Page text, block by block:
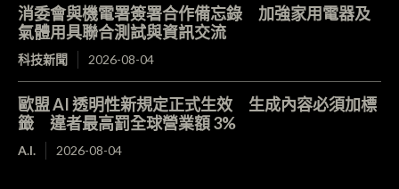
消委會與機電署簽署合作備忘錄 加強家用電器及
氣體用具聯合測試與資訊交流
科技新聞 2026-08-04
歐盟 AI 透明性新規定正式生效 生成內容必須加標
籤 違者最高罰全球營業額 3%
A.I. 2026-08-04